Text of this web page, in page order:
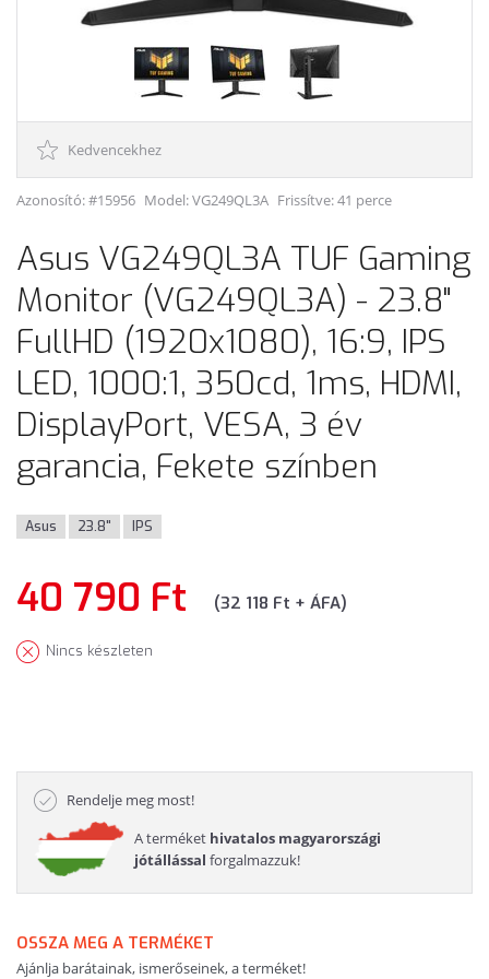
Kedvencekhez
Azonosító: #15956 Model:VG249QL3A Frissítve: 41 perce
Asus VG249QL3A TUF Gaming
Monitor (VG249QL3A) - 23.8"
FullHD (1920x1080), 16:9, IPS
LED, 1000:1, 350cd, 1ms, HDMI,
DisplayPort, VESA, 3 év
garancia, Fekete színben
Asus 23.8" IPS
40 790 Ft (32 118 Ft + ÁFA)
Nincs készleten
Rendelje meg most!
A terméket hivatalos magyarországi
jótállással forgalmazzuk!
OSSZA MEG A TERMÉKET
Ajánlja barátainak, ismerőseinek, a terméket!